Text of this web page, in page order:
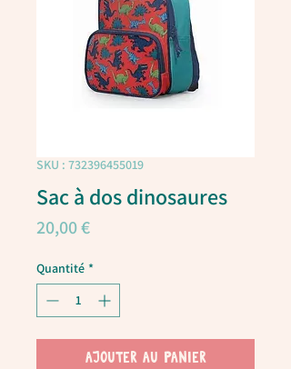
SKU : 732396455019
Sac à dos dinosaures
20,00 €Prix
Quantité *
AJOUTER AU PANIER